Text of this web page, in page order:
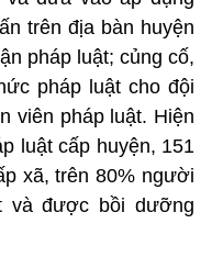
trên địa bàn huyện
pháp luật; củng cố,
pháp luật cho đội
viên pháp luật. Hiện
luật cấp huyện, 151
xã, trên 80% người
và được bồi dưỡng